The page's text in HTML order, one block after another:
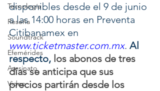
Tecnología
Reseña
Soundtrack
Efemérides
Asesinato
Video
disponibles desde el 9 de junio
a las 14:00 horas en Preventa
Citibanamex en
www.ticketmaster.com.mx. Al
respecto, los abonos de tres
días se anticipa que sus
precios partirán desde los